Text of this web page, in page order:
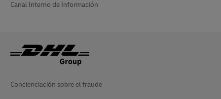
Canal Interno de Información
Concienciación sobre el fraude